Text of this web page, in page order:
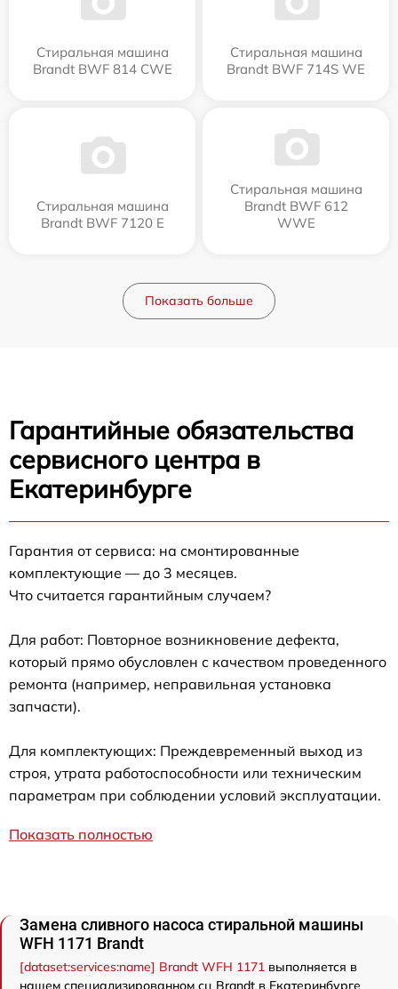
Стиральная машина
Brandt BWF 814 CWE
Стиральная машина
Brandt BWF 714S WE
Стиральная машина
Brandt BWF 7120 E
Стиральная машина
Brandt BWF 612
WWE
Показать больше
Гарантийные обязательства
сервисного центра в
Екатеринбурге
Гарантия от сервиса: на смонтированные
комплектующие — до 3 месяцев.
Что считается гарантийным случаем?
Для работ: Повторное возникновение дефекта,
который прямо обусловлен с качеством проведенного
ремонта (например, неправильная установка
запчасти).
Для комплектующих: Преждевременный выход из
строя, утрата работоспособности или техническим
параметрам при соблюдении условий эксплуатации.
Показать полностью
Замена сливного насоса стиральной машины
WFH 1171 Brandt
[dataset:services:name] Brandt WFH 1171 выполняется в
нашем специализированном сц Brandt в Екатеринбурге